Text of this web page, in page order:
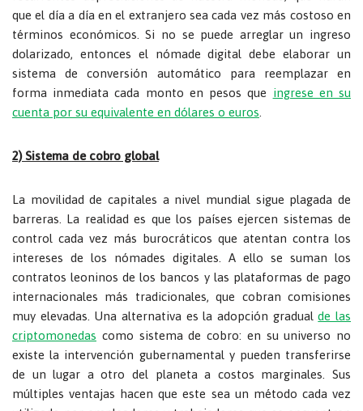
que el día a día en el extranjero sea cada vez más costoso en
términos económicos. Si no se puede arreglar un ingreso
dolarizado, entonces el nómade digital debe elaborar un
sistema de conversión automático para reemplazar en
forma inmediata cada monto en pesos que ingrese en su
cuenta por su equivalente en dólares o euros
2) Sistema de cobro global
La movilidad de capitales a nivel mundial sigue plagada de
barreras. La realidad es que los países ejercen sistemas de
control cada vez más burocráticos que atentan contra los
intereses de los nómades digitales. A ello se suman los
contratos leoninos de los bancos y las plataformas de pago
internacionales más tradicionales, que cobran comisiones
muy elevadas. Una alternativa es la adopción gradualde las
criptomonedas como sistema de cobro: en su universo no
existe la intervención gubernamental y pueden transferirse
de un lugar a otro del planeta a costos marginales. Sus
múltiples ventajas hacen que este sea un método cada vez